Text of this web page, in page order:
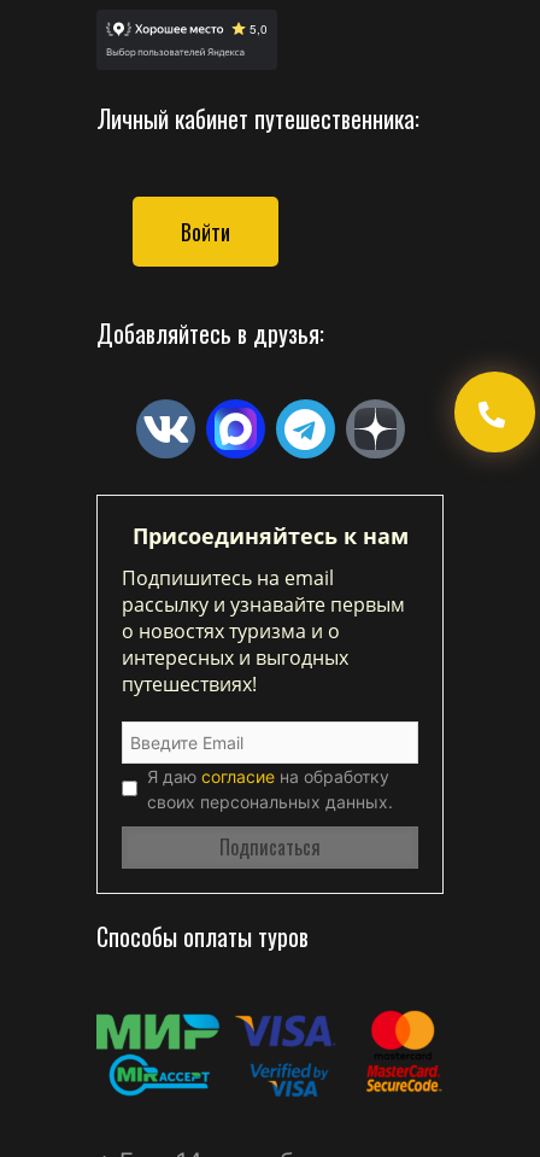
Личный кабинет путешественника:
Войти
Добавляйтесь в друзья:
Присоединяйтесь к нам
Подпишитесь на email
рассылку и узнавайте первым
о новостях туризма и о
интересных и выгодных
путешествиях!
Я даю согласие на обработку
своих персональных данных.
Способы оплаты туров